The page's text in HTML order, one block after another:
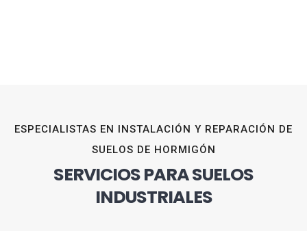
ESPECIALISTAS EN INSTALACIÓN Y REPARACIÓN DE
SUELOS DE HORMIGÓN
SERVICIOS PARA SUELOS
INDUSTRIALES